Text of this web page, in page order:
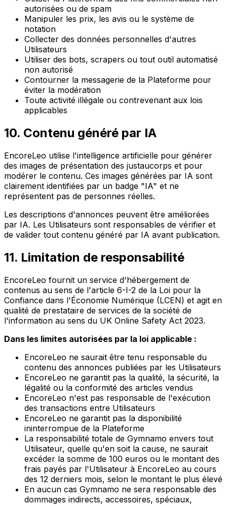
autorisées ou de spam
Manipuler les prix, les avis ou le système de
notation
Collecter des données personnelles d'autres
Utilisateurs
Utiliser des bots, scrapers ou tout outil automatisé
non autorisé
Contourner la messagerie de la Plateforme pour
éviter la modération
Toute activité illégale ou contrevenant aux lois
applicables
10. Contenu généré par IA
EncoreLeo utilise l'intelligence artificielle pour générer
des images de présentation des justaucorps et pour
modérer le contenu. Ces images générées par IA sont
clairement identifiées par un badge "IA" et ne
représentent pas de personnes réelles.
Les descriptions d'annonces peuvent être améliorées
par IA. Les Utilisateurs sont responsables de vérifier et
de valider tout contenu généré par IA avant publication.
11. Limitation de responsabilité
EncoreLeo fournit un service d'hébergement de
contenus au sens de l'article 6-I-2 de la Loi pour la
Confiance dans l'Économie Numérique (LCEN) et agit en
qualité de prestataire de services de la société de
l'information au sens du UK Online Safety Act 2023.
Dans les limites autorisées par la loi applicable :
EncoreLeo ne saurait être tenu responsable du
contenu des annonces publiées par les Utilisateurs
EncoreLeo ne garantit pas la qualité, la sécurité, la
légalité ou la conformité des articles vendus
EncoreLeo n'est pas responsable de l'exécution
des transactions entre Utilisateurs
EncoreLeo ne garantit pas la disponibilité
ininterrompue de la Plateforme
La responsabilité totale de Gymnamo envers tout
Utilisateur, quelle qu'en soit la cause, ne saurait
excéder la somme de 100 euros ou le montant des
frais payés par l'Utilisateur à EncoreLeo au cours
des 12 derniers mois, selon le montant le plus élevé
En aucun cas Gymnamo ne sera responsable des
dommages indirects, accessoires, spéciaux,